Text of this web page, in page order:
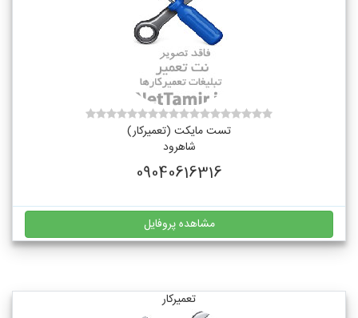
تست مایکت (تعمیرکار)
شاهرود
09040616316
مشاهده پروفایل
تعمیرکار